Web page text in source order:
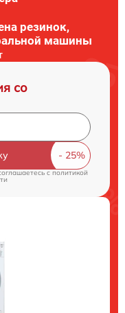
резинок,
машины
со
cполитикой